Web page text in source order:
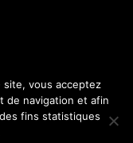
LÉGALES–POLITIQUE DE
SITE
site, vous acceptez
de navigation et afin
fins statistiques